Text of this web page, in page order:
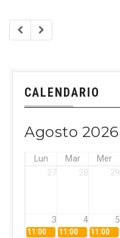
CALENDARIO
Agosto 2026
Lun Mar Mer
27
28 29
3 4 5
11:00 11:00 11:00